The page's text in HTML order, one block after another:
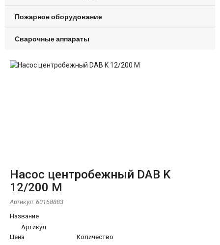
Пожарное оборудование
Сварочные аппараты
Насос центробежный DAB K
12/200 M
Артикул: 60168883
Название
Артикул
Цена
Количество